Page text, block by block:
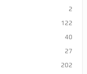
2
122
40
27
202